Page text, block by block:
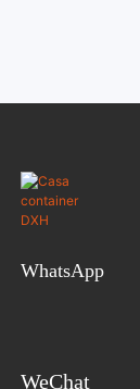
WhatsApp
WeChat